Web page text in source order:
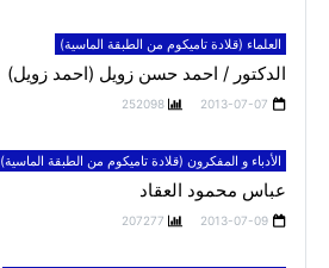
العلماء (قلادة تاميكوم من الطبقة الماسية)
الدكتور / احمد حسن زويل (احمد زويل)
2013-07-07
252098
الأدباء و المفكرون (قلادة تاميكوم من الطبقة الماسية)
عباس محمود العقاد
2013-07-09
207277